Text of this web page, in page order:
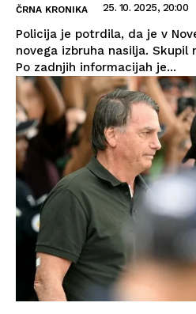
ČRNA KRONIKA 25. 10. 2025, 20:00
Policija je potrdila, da je v
novega izbruha nasilja.
Po zadnjih informacijah je...